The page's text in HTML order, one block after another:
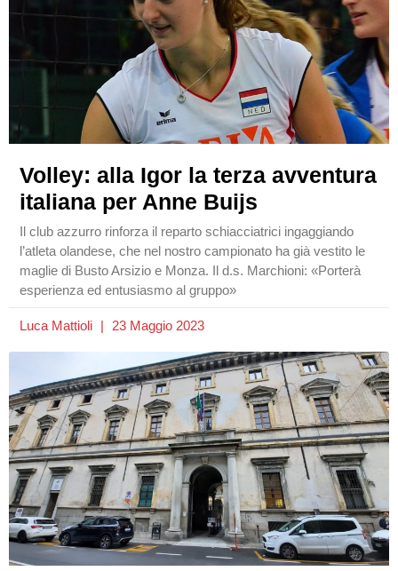
Volley: alla Igor la terza avventura
italiana per Anne Buijs
Il club azzurro rinforza il reparto schiacciatrici ingaggiando
l’atleta olandese, che nel nostro campionato ha già vestito le
maglie di Busto Arsizio e Monza. Il d.s. Marchioni: «Porterà
esperienza ed entusiasmo al gruppo»
Luca Mattioli 23 Maggio 2023